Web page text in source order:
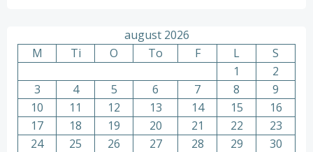
august 2026
M
Ti O To F L
S
1
2
3
4 5 6 7 8
9
10
11 12 13 14 15
16
17
18 19 20 21 22
23
24
25 26 27 28 29
30